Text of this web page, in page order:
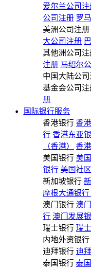
爱尔兰公司注
公司注册 罗
美洲公司注册
大公司注册
其他洲公司注
注册 马绍尔
中国大陆公
基金会公司注
册
国际银行服务
香港银行 香
行 香港东亚
（香港）
香
美国银行 美
银行 美国社
新加坡银行
摩根大通银行
澳门银行 澳
行 澳门发展
瑞士银行 瑞
内地外资银行
迪拜银行 迪
泰国银行 泰